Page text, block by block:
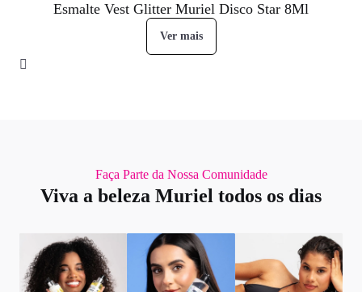
Esmalte Vest Glitter Muriel Disco Star 8Ml
Ver mais
Faça Parte da Nossa Comunidade
Viva a beleza Muriel todos os dias